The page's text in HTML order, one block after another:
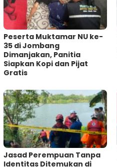
Peserta Muktamar NU ke-
35 di Jombang
Dimanjakan, Panitia
Siapkan Kopi dan Pijat
Gratis
Jasad Perempuan Tanpa
Identitas Ditemukan di